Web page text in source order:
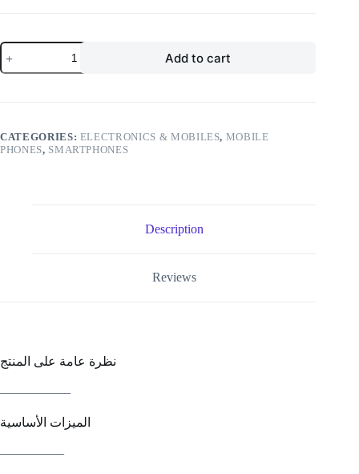
was:
is:
Galaxy
A36
5G,
SIM,
8
GB
Version.
Add to cart
CATEGORIES: ELECTRONICS & MOBILES, MOBILE
PHONES, SMARTPHONES
Description
Reviews
نظرة عامة على المنتج
الميزات الأساسية